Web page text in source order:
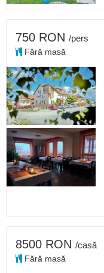
750 RON /pers
Fără masă
8500 RON /casă
Fără masă